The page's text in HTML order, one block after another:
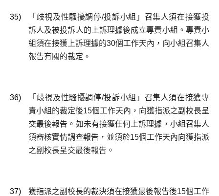
35)
「歧視及性騷擾調停/投訴小組」召集人須在接獲投
訴人及被投訴人的上訴理據後成立專責小組。專責小
組須在接獲上訴理據的30個工作天內，向小組召集人
報告有關的裁定。
36)
「歧視及性騷擾調停/投訴小組」召集人須在接獲專
責小組的裁定後15個工作天內，向獲指派之副校長呈
交最後報告。如未有接獲任何上訴理據，小組召集人
須審核實情調查報告，並須於15個工作天內向獲指派
之副校長呈交最後報告。
37)
獲指派之副校長的裁決須在接獲最後報告後15個工作